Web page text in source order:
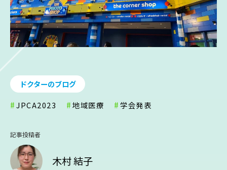
ドクターのブログ
JPCA2023 地域医療 学会発表
記事投稿者
木村 結子